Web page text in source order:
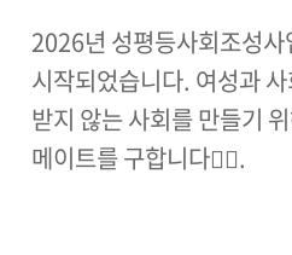
2026년 성평등사회조성사
시작되었습니다. 여성과
받지 않는 사회를 만들기
메이트를 구합니다🏃‍♀️.